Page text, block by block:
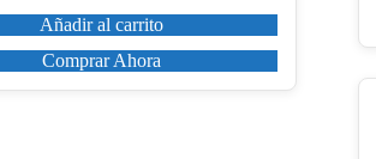
Añadir al carrito
Comprar Ahora